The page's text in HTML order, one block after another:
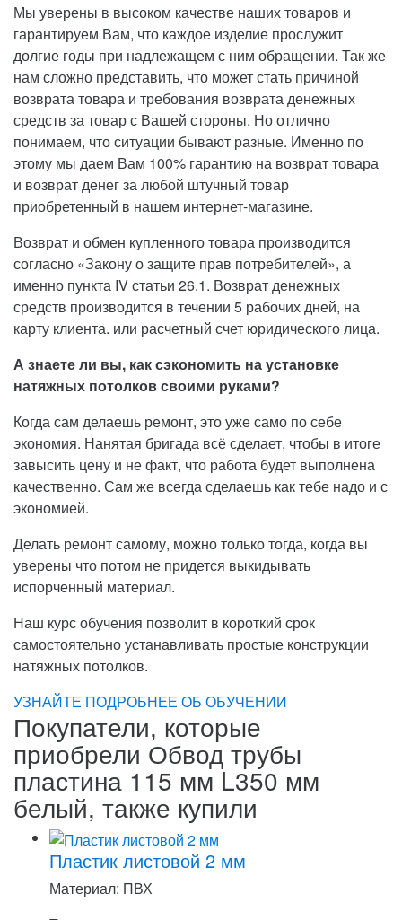
Мы уверены в высоком качестве наших товаров и
гарантируем Вам, что каждое изделие прослужит
долгие годы при надлежащем с ним обращении. Так же
нам сложно представить, что может стать причиной
возврата товара и требования возврата денежных
средств за товар с Вашей стороны. Но отлично
понимаем, что ситуации бывают разные. Именно по
этому мы даем Вам 100% гарантию на возврат товара
и возврат денег за любой штучный товар
приобретенный в нашем интернет-магазине.
Возврат и обмен купленного товара производится
согласно «Закону о защите прав потребителей», а
именно пункта IV статьи 26.1. Возврат денежных
средств производится в течении 5 рабочих дней, на
карту клиента. или расчетный счет юридического лица.
А знаете ли вы, как сэкономить на установке
натяжных потолков своими руками?
Когда сам делаешь ремонт, это уже само по себе
экономия. Нанятая бригада всё сделает, чтобы в итоге
завысить цену и не факт, что работа будет выполнена
качественно. Сам же всегда сделаешь как тебе надо и с
экономией.
Делать ремонт самому, можно только тогда, когда вы
уверены что потом не придется выкидывать
испорченный материал.
Наш курс обучения позволит в короткий срок
самостоятельно устанавливать простые конструкции
натяжных потолков.
УЗНАЙТЕ ПОДРОБНЕЕ ОБ ОБУЧЕНИИ
Покупатели, которые
приобрели Обвод трубы
пластина 115 мм L350 мм
белый, также купили
Пластик листовой 2 мм
Материал: ПВХ